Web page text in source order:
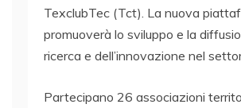
TexclubTec (Tct). La nuova
promuoverà lo sviluppo e la
ricerca e dell’innovazione nel
Partecipano 26 associazioni